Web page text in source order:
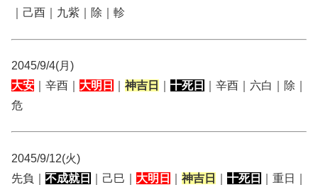
｜己酉｜九紫｜除｜軫
2045/9/4(月)
大安 ｜辛酉｜ 大明日 神吉日 十死日
｜辛酉｜六白｜除｜
危
2045/9/12(火)
先負｜ 不成就日 ｜己巳｜ 大明日 神吉日 十死日
｜重日｜